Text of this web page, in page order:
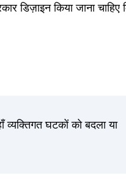
डिज़ाइन किया जाना चाहिए
व्यक्तिगत घटकों को बदला या